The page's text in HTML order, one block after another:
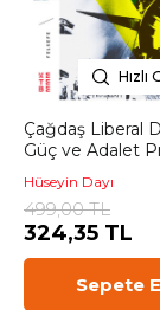
Hızlı
Çağdaş Liberal
Güç ve Adalet
Hüseyin Dayı
499,00 TL
324,35 TL
Sepete